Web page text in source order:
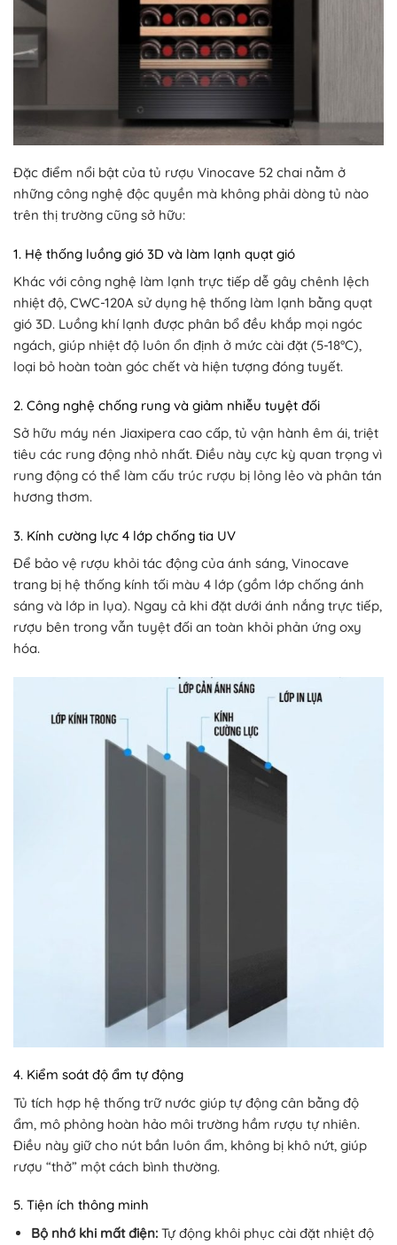
Đặc điểm nổi bật của tủ rượu Vinocave 52 chai nằm ở
những công nghệ độc quyền mà không phải dòng tủ nào
trên thị trường cũng sở hữu:
1. Hệ thống luồng gió 3D và làm lạnh quạt gió
Khác với công nghệ làm lạnh trực tiếp dễ gây chênh lệch
nhiệt độ, CWC-120A sử dụng hệ thống làm lạnh bằng quạt
gió 3D. Luồng khí lạnh được phân bổ đều khắp mọi ngóc
ngách, giúp nhiệt độ luôn ổn định ở mức cài đặt (5-18°C),
loại bỏ hoàn toàn góc chết và hiện tượng đóng tuyết.
2. Công nghệ chống rung và giảm nhiễu tuyệt đối
Sở hữu máy nén Jiaxipera cao cấp, tủ vận hành êm ái, triệt
tiêu các rung động nhỏ nhất. Điều này cực kỳ quan trọng vì
rung động có thể làm cấu trúc rượu bị lỏng lẻo và phân tán
hương thơm.
3. Kính cường lực 4 lớp chống tia UV
Để bảo vệ rượu khỏi tác động của ánh sáng, Vinocave
trang bị hệ thống kính tối màu 4 lớp (gồm lớp chống ánh
sáng và lớp in lụa). Ngay cả khi đặt dưới ánh nắng trực tiếp,
rượu bên trong vẫn tuyệt đối an toàn khỏi phản ứng oxy
hóa.
4. Kiểm soát độ ẩm tự động
Tủ tích hợp hệ thống trữ nước giúp tự động cân bằng độ
ẩm, mô phỏng hoàn hảo môi trường hầm rượu tự nhiên.
Điều này giữ cho nút bần luôn ẩm, không bị khô nứt, giúp
rượu “thở” một cách bình thường.
5. Tiện ích thông minh
Bộ nhớ khi mất điện:Tự động khôi phục cài đặt nhiệt độ